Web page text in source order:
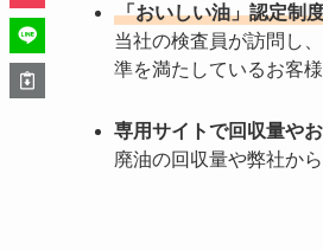
「おいしい油」認定制
当社の検査員が訪問し
準を満たしているお客
専用サイトで回収量や
廃油の回収量や弊社か